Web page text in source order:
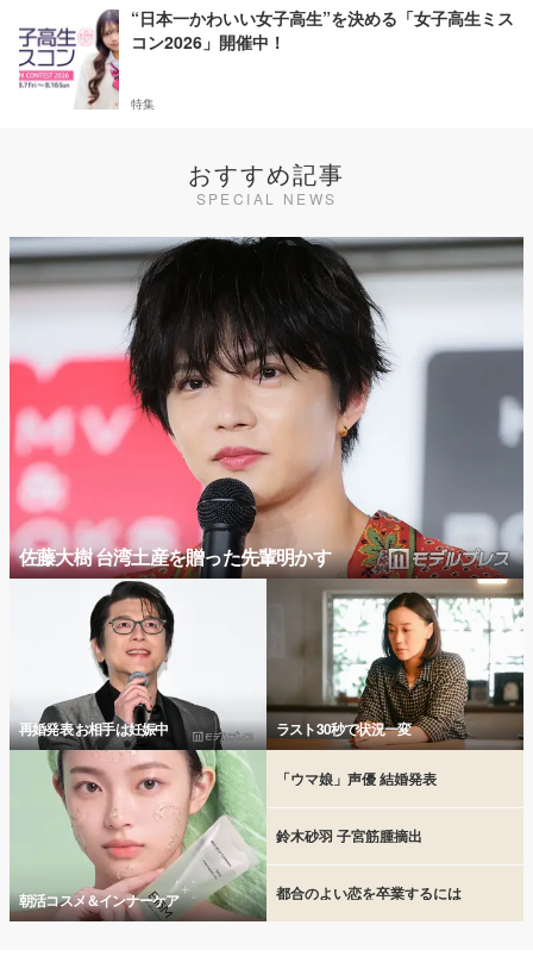
“日本一かわいい女子高生”を決める「女子高生ミス
コン2026」開催中！
特集
おすすめ記事
SPECIAL NEWS
佐藤大樹 台湾土産を贈った先輩明かす
再婚発表 お相手は妊娠中 ラスト30秒で状況一変
朝活コスメ＆インナーケア
「ウマ娘」声優 結婚発表
鈴木砂羽 子宮筋腫摘出
都合のよい恋を卒業するには